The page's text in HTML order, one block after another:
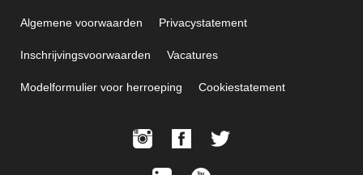
Algemene voorwaarden Privacystatement
Inschrijvingsvoorwaarden Vacatures
Modelformulier voor herroeping Cookiestatement